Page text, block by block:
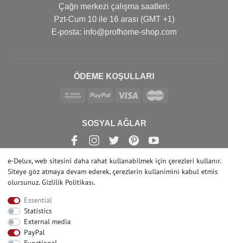
Çağrı merkezi çalışma saatleri:
Pzt-Cum 10 ile 16 arası (GMT +1)
Е-posta: info@profhome-shop.com
ÖDEME KOŞULLARI
SOSYAL AĞLAR
© Copyright 2022 | e-Delux GmbH
e-Delux, web sitesini daha rahat kullanabilmek için çerezleri kullanır.
Siteye göz atmaya devam ederek, çerezlerin kullanìmìnì kabul etmis
olursunuz.Gizlilik Politikası.
Essential
Statistics
External media
PayPal